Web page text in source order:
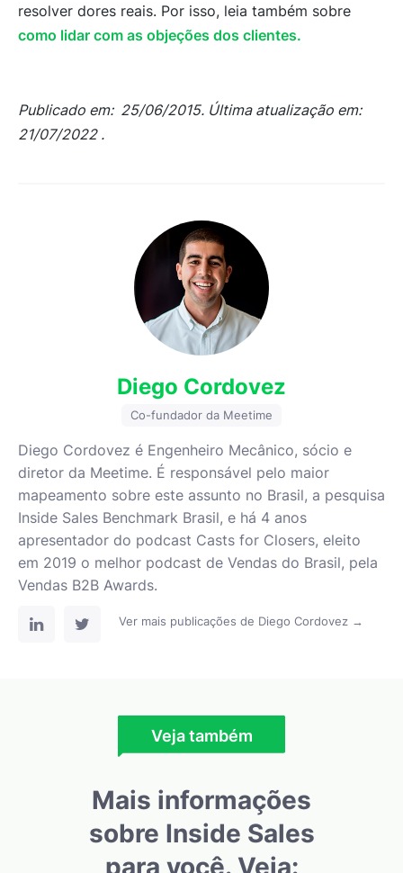
resolver dores reais. Por isso, leia também sobre
como lidar com as objeções dos clientes.
Publicado em: 25/06/2015. Última atualização em:
21/07/2022 .
Diego Cordovez
Co-fundador da Meetime
Diego Cordovez é Engenheiro Mecânico, sócio e
diretor da Meetime. É responsável pelo maior
mapeamento sobre este assunto no Brasil, a pesquisa
Inside Sales Benchmark Brasil, e há 4 anos
apresentador do podcast Casts for Closers, eleito
em 2019 o melhor podcast de Vendas do Brasil, pela
Vendas B2B Awards.
Ver mais publicações de Diego Cordovez →
Veja também
Mais informações
sobre Inside Sales
para você. Veja: